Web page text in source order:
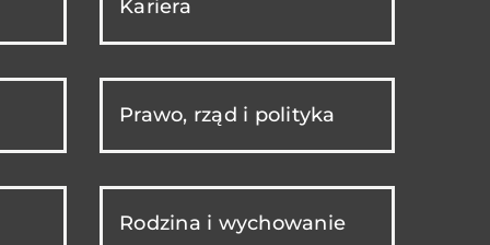
Kariera
Prawo, rząd i polityka
Rodzina i wychowanie